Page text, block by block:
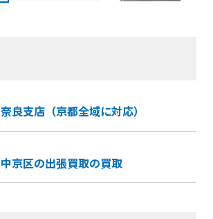
奈良支店（京都全域に対応）
中京区の出張買取の買取